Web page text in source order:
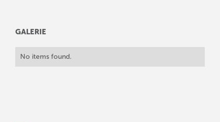
GALERIE
No items found.